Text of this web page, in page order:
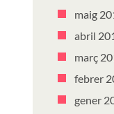
maig
abril
març
febrer
gener